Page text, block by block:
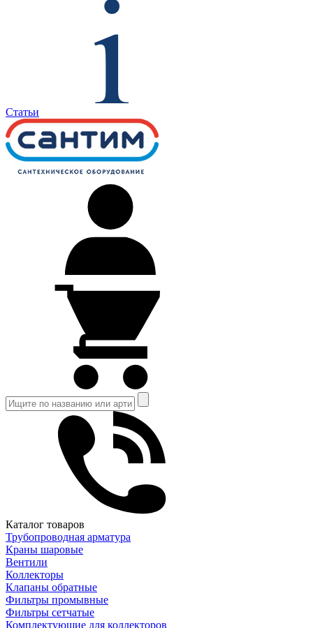
Статьи
Каталог товаров
Трубопроводная арматура
Краны шаровые
Вентили
Коллекторы
Клапаны обратные
Фильтры промывные
Фильтры сетчатые
Комплектующие для коллекторов